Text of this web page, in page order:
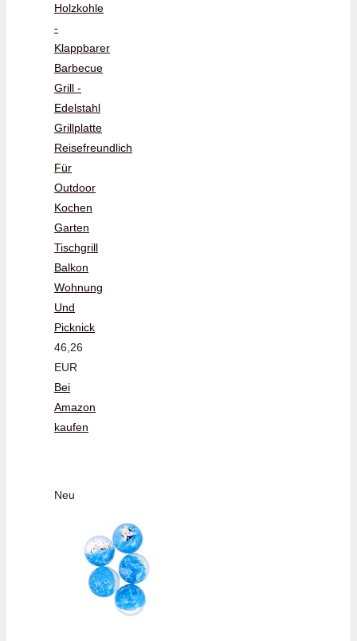
Holzkohle
-
Klappbarer
Barbecue
Grill -
Edelstahl
Grillplatte
Reisefreundlich
Für
Outdoor
Kochen
Garten
Tischgrill
Balkon
Wohnung
Und
Picknick
46,26
EUR
Bei
Amazon
kaufen
Neu